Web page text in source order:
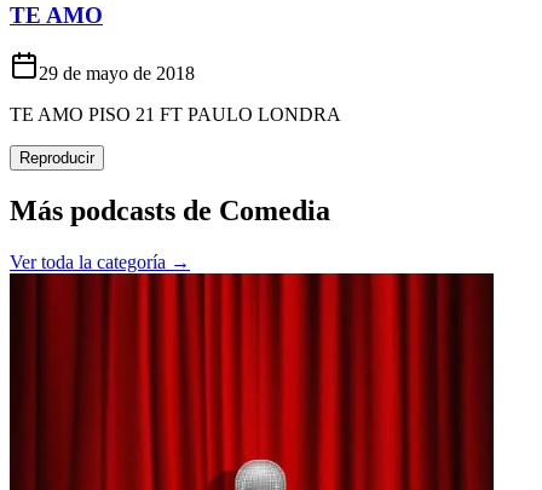
TE AMO
29 de mayo de 2018
TE AMO PISO 21 FT PAULO LONDRA
Reproducir
Más podcasts de Comedia
Ver toda la categoría →